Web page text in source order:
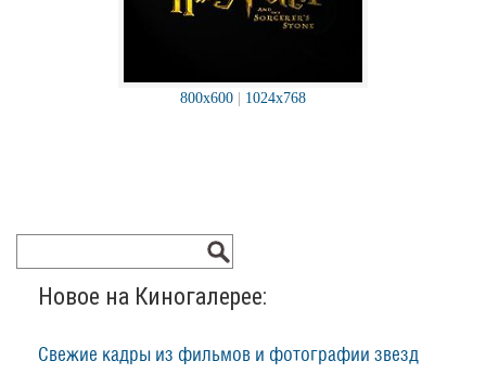
800x600 1024x768
Новое на Киногалерее:
Свежие кадры из фильмов и фотографии звезд